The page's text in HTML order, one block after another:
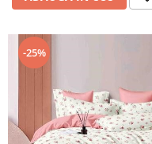
-25%